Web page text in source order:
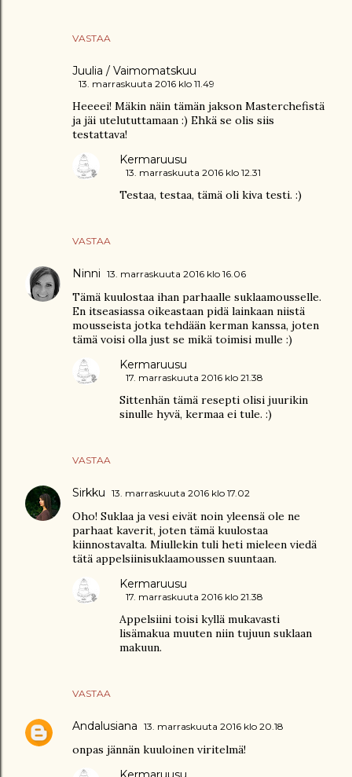
VASTAA
Juulia / Vaimomatskuu
13. marraskuuta 2016 klo 11.49
Heeeei! Mäkin näin tämän jakson Masterchefistä
ja jäi utelututtamaan :) Ehkä se olis siis
testattava!
VASTAA
Kermaruusu
13. marraskuuta 2016 klo 12.31
Testaa, testaa, tämä oli kiva testi. :)
Ninni 13. marraskuuta 2016 klo 16.06
Tämä kuulostaa ihan parhaalle suklaamousselle.
En itseasiassa oikeastaan pidä lainkaan niistä
mousseista jotka tehdään kerman kanssa, joten
tämä voisi olla just se mikä toimisi mulle :)
VASTAA
Kermaruusu
17. marraskuuta 2016 klo 21.38
Sittenhän tämä resepti olisi juurikin
sinulle hyvä, kermaa ei tule. :)
Sirkku 13. marraskuuta 2016 klo 17.02
Oho! Suklaa ja vesi eivät noin yleensä ole ne
parhaat kaverit, joten tämä kuulostaa
kiinnostavalta. Miullekin tuli heti mieleen viedä
tätä appelsiinisuklaamoussen suuntaan.
VASTAA
Kermaruusu
17. marraskuuta 2016 klo 21.38
Appelsiini toisi kyllä mukavasti
lisämakua muuten niin tujuun suklaan
makuun.
Andalusiana 13. marraskuuta 2016 klo 20.18
onpas jännän kuuloinen viritelmä!